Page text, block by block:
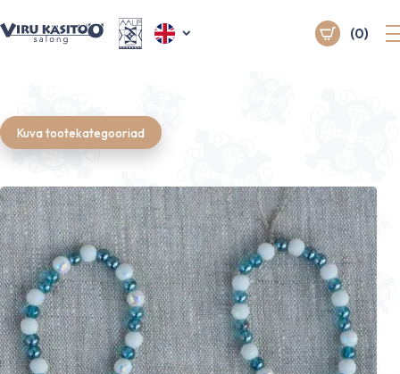
(0)
Kuva tootekategooriad